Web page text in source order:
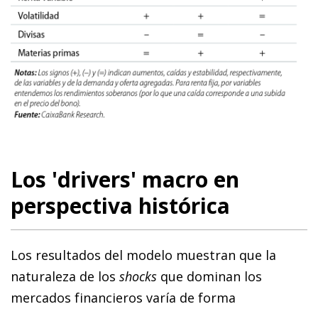
Los 'drivers' macro en
perspectiva histórica
Los resultados del modelo muestran que la
naturaleza de los shocks que dominan los
mercados financieros varía de forma